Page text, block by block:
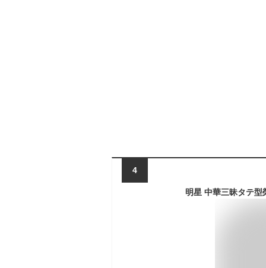
4
明星 中華三昧タテ